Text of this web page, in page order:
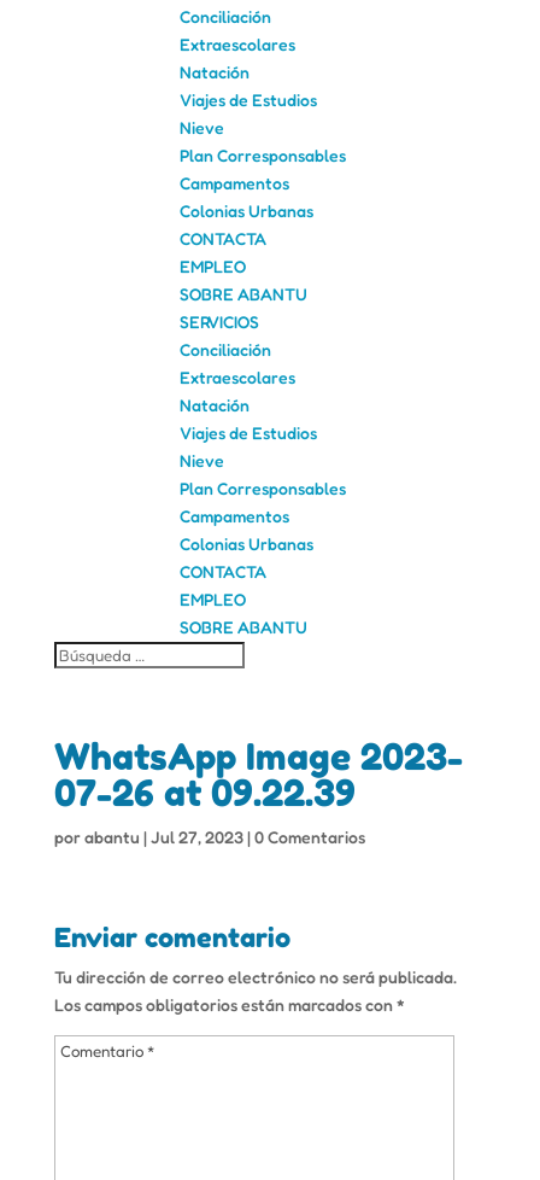
Conciliación
Extraescolares
Natación
Viajes de Estudios
Nieve
Plan Corresponsables
Campamentos
Colonias Urbanas
CONTACTA
EMPLEO
SOBRE ABANTU
SERVICIOS
Conciliación
Extraescolares
Natación
Viajes de Estudios
Nieve
Plan Corresponsables
Campamentos
Colonias Urbanas
CONTACTA
EMPLEO
SOBRE ABANTU
WhatsApp Image 2023-
07-26 at 09.22.39
porabantu |Jul 27, 2023|0 Comentarios
Enviar comentario
Tu dirección de correo electrónico no será publicada.
Los campos obligatorios están marcados con*